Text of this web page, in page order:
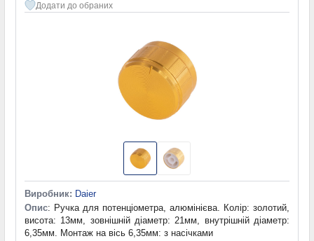
Додати до обраних
Виробник: Daier
Опис: Ручка для потенціометра, алюмінієва. Колір: золотий,
висота: 13мм, зовнішній діаметр: 21мм, внутрішній діаметр:
6,35мм. Монтаж на вісь 6,35мм: з насічками